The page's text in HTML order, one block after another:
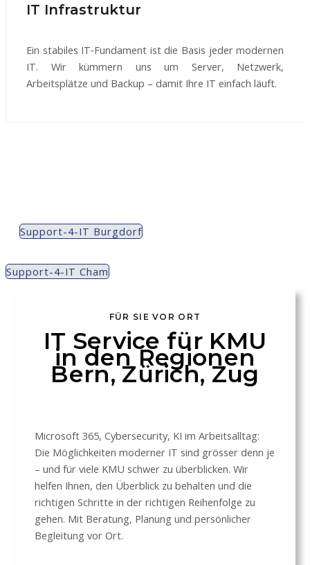
IT Infrastruktur
Ein stabiles IT‑Fundament ist die Basis jeder modernen
IT. Wir kümmern uns um Server, Netzwerk,
Arbeitsplätze und Backup – damit Ihre IT einfach läuft.
Support-4-IT Burgdorf
Support-4-IT Cham
FÜR SIE VOR ORT
IT Service für KMU
in den Regionen
Bern, Zürich, Zug
Microsoft 365, Cybersecurity, KI im Arbeitsalltag:
Die Möglichkeiten moderner IT sind grösser denn je
– und für viele KMU schwer zu überblicken. Wir
helfen Ihnen, den Überblick zu behalten und die
richtigen Schritte in der richtigen Reihenfolge zu
gehen. Mit Beratung, Planung und persönlicher
Begleitung vor Ort.